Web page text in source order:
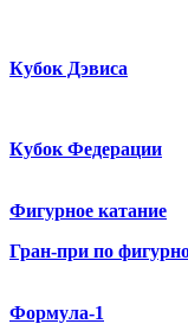
Кубок Дэвиса
Кубок Федерации
Фигурное катание
Гран-при по
Формула-1